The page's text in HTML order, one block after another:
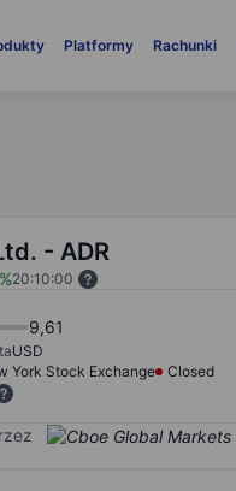
Platformy Rachunki
- ADR
20:10:00
9,61
USD
York Stock Exchange
Closed